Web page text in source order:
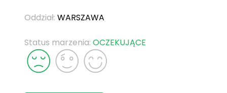
Oddział: WARSZAWA
Status marzenia: OCZEKUJĄCE